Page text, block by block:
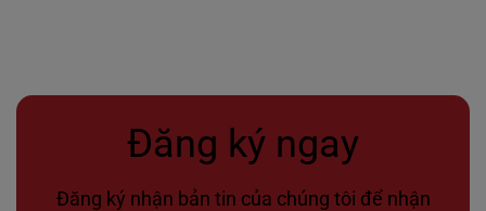
Đăng ký ngay
Đăng ký nhận bản tin của chúng tôi để nhận